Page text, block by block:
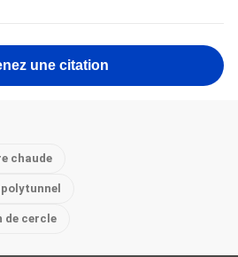
une citation
chaude
de cercle